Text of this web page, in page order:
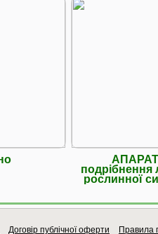
подрібнення
рослинної
Договір публічної оферти Правила